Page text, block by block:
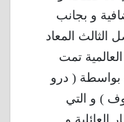
إضافية و بجانب
الثالث المعاد
تمت
بواسطة ( درو
) و التي